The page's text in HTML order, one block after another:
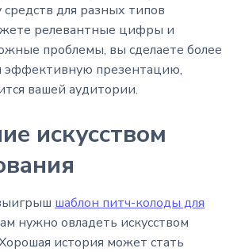
для разных типов
релевантные цифры и
проблемы, вы сделаете более
эффективную презентацию,
вашей аудитории.
искусством
шаблон питч-колоды для
нужно овладеть искусством
история может стать